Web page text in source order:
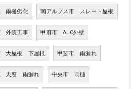
雨樋劣化 南アルプス市 スレート屋根
外装工事 甲府市 ALC外壁
大屋根 下屋根 甲斐市 雨漏れ
天窓 雨漏れ 中央市 雨樋